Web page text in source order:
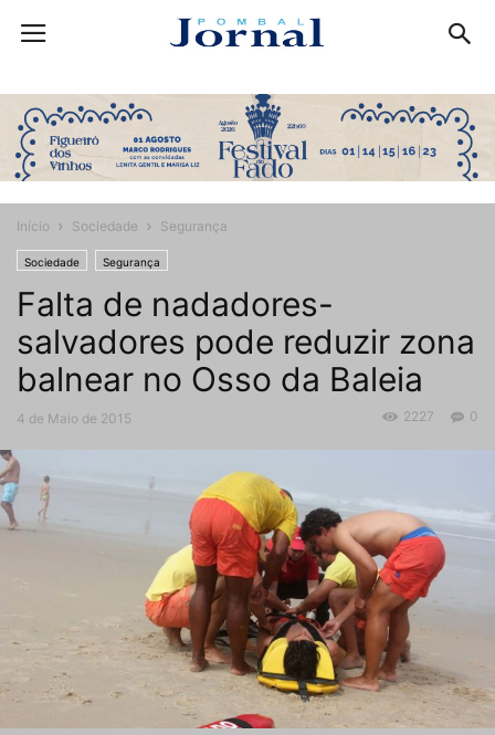
Início Sociedade Segurança
Sociedade Segurança
Falta de nadadores-
salvadores pode reduzir zona
balnear no Osso da Baleia
4 de Maio de 2015 0
2227